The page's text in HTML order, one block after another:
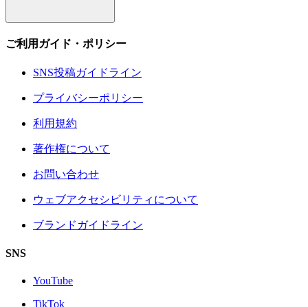
ご利用ガイド・ポリシー
SNS投稿ガイドライン
プライバシーポリシー
利用規約
著作権について
お問い合わせ
ウェブアクセシビリティについて
ブランドガイドライン
SNS
YouTube
TikTok